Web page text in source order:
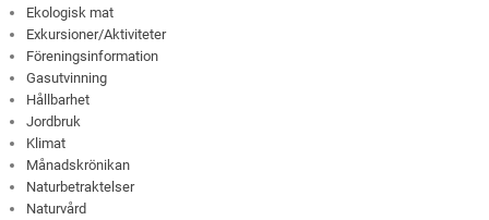
Ekologisk mat
Exkursioner/Aktiviteter
Föreningsinformation
Gasutvinning
Hållbarhet
Jordbruk
Klimat
Månadskrönikan
Naturbetraktelser
Naturvård